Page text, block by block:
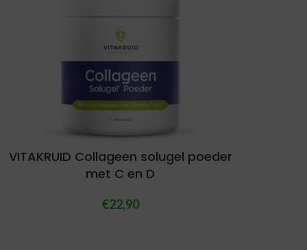
VITAKRUID Collageen solugel poeder
met C en D
€22,90